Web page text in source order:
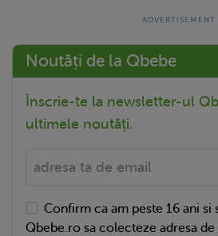
Noutăți de la Qbebe
Înscrie-te la newsletter-ul
ultimele noutăți.
Confirm ca am peste 16 ani si
Qbebe.ro sa colecteze adresa